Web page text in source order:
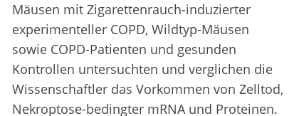
Mäusen mit Zigarettenrauch-induzierter
experimenteller COPD, Wildtyp-Mäusen
sowie COPD-Patienten und gesunden
Kontrollen untersuchten und verglichen die
Wissenschaftler das Vorkommen von Zelltod,
Nekroptose-bedingter mRNA und Proteinen.